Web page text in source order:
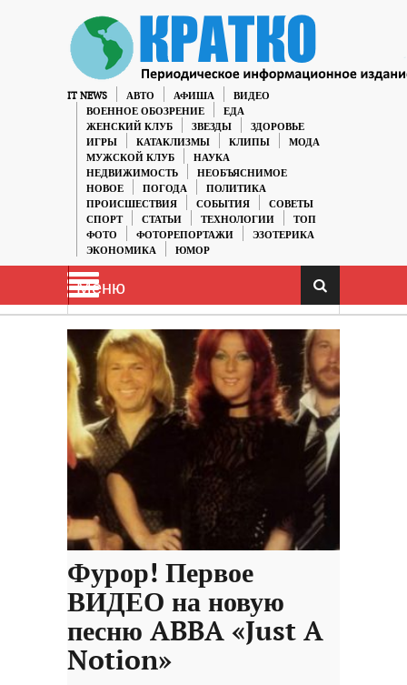
IT NEWS АВТО АФИША
ВИДЕО
ВОЕННОЕ ОБОЗРЕНИЕ
ЕДА
ЖЕНСКИЙ КЛУБ
ЗВЕЗДЫ
ЗДОРОВЬЕ
ИГРЫ
КАТАКЛИЗМЫ КЛИПЫ
МОДА
МУЖСКОЙ КЛУБ
НАУКА
НЕДВИЖИМОСТЬ
НЕОБЪЯСНИМОЕ
НОВОЕ
ПОГОДА
ПОЛИТИКА
ПРОИСШЕСТВИЯ
СОБЫТИЯ
СОВЕТЫ
СПОРТ
СТАТЬИ ТЕХНОЛОГИИ
ТОП
ФОТО
ФОТОРЕПОРТАЖИ
ЭЗОТЕРИКА
ЭКОНОМИКА
ЮМОР
Меню
Фурор! Первое
ВИДЕО на новую
песню ABBA «Just A
Notion»